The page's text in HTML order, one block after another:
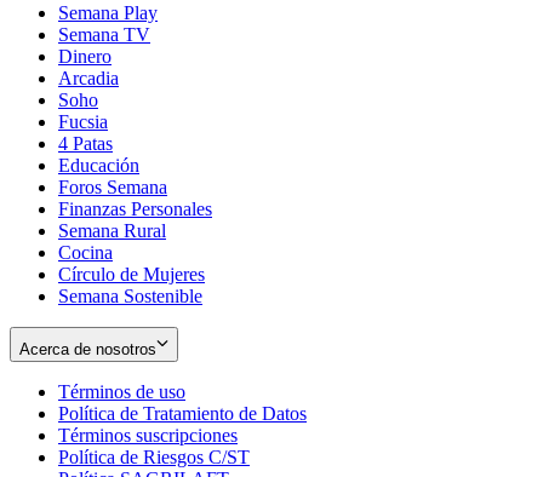
Semana Play
Semana TV
Dinero
Arcadia
Soho
in
new
window
Fucsia
in
new
window
4 Patas
Educación
Foros Semana
Finanzas Personales
Semana Rural
Cocina
Círculo de Mujeres
Semana Sostenible
Acerca de nosotros
Términos de uso
in
new
window
Política de Tratamiento de Datos
Términos suscripciones
in
Política de Riesgos C/ST